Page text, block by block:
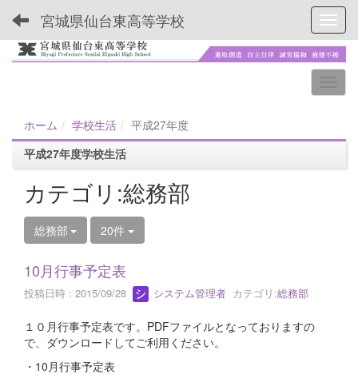
宮城県仙台東高等学校
ホーム 学校生活
平成27年度
平成27年度学校生活
カテゴリ:総務部
総務部 20件
10月行事予定表
投稿日時 : 2015/09/28 システム管理者 カテゴリ:総務部
１０月行事予定表です。PDFファイルとなっておりますの
で、ダウンロードしてご利用ください。
・10月行事予定表